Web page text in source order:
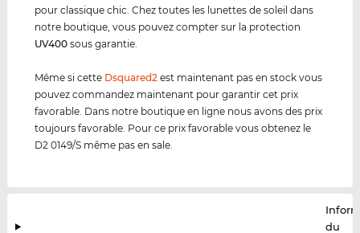
pour classique chic. Chez toutes les lunettes de soleil dans
notre boutique, vous pouvez compter sur la protection
UV400 sous garantie.
Même si cette Dsquared2 est maintenant pas en stock vous
pouvez commandez maintenant pour garantir cet prix
favorable. Dans notre boutique en ligne nous avons des prix
toujours favorable. Pour ce prix favorable vous obtenez le
D2 0149/S même pas en sale.
du